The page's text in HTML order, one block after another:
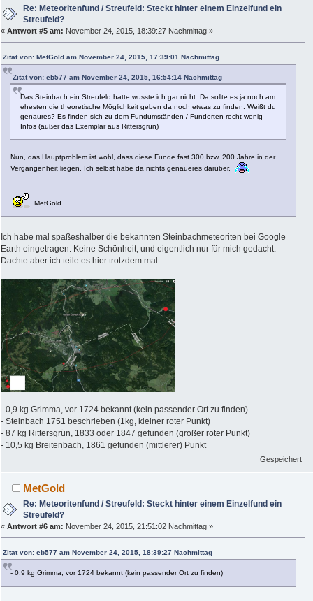
Re: Meteoritenfund / Streufeld: Steckt hinter einem Einzelfund ein
Streufeld?
« Antwort #5 am: November 24, 2015, 18:39:27 Nachmittag »
Zitat von: MetGold am November 24, 2015, 17:39:01 Nachmittag
Zitat von: eb577 am November 24, 2015, 16:54:14 Nachmittag
Das Steinbach ein Streufeld hatte wusste ich gar nicht. Da sollte es ja noch am
ehesten die theoretische Möglichkeit geben da noch etwas zu finden. Weißt du
genaures? Es finden sich zu dem Fundumständen / Fundorten recht wenig
Infos (außer das Exemplar aus Rittersgrün)
Nun, das Hauptproblem ist wohl, dass diese Funde fast 300 bzw. 200 Jahre in der
Vergangenheit liegen. Ich selbst habe da nichts genaueres darüber.
MetGold
Ich habe mal spaßeshalber die bekannten Steinbachmeteoriten bei Google
Earth eingetragen. Keine Schönheit, und eigentlich nur für mich gedacht.
Dachte aber ich teile es hier trotzdem mal:
- 0,9 kg Grimma, vor 1724 bekannt (kein passender Ort zu finden)
- Steinbach 1751 beschrieben (1kg, kleiner roter Punkt)
- 87 kg Rittersgrün, 1833 oder 1847 gefunden (großer roter Punkt)
- 10,5 kg Breitenbach, 1861 gefunden (mittlerer) Punkt
Gespeichert
MetGold
Re: Meteoritenfund / Streufeld: Steckt hinter einem Einzelfund ein
Streufeld?
« Antwort #6 am: November 24, 2015, 21:51:02 Nachmittag »
Zitat von: eb577 am November 24, 2015, 18:39:27 Nachmittag
- 0,9 kg Grimma, vor 1724 bekannt (kein passender Ort zu finden)